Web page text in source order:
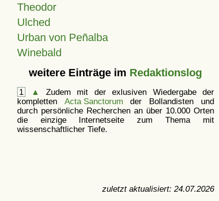
Theodor
Ulched
Urban von Peñalba
Winebald
weitere Einträge im Redaktionslog
1 ▲
Zudem mit der exlusiven Wiedergabe der
kompletten Acta Sanctorum der Bollandisten und
durch persönliche Recherchen an über 10.000 Orten
die einzige Internetseite zum Thema mit
wissenschaftlicher Tiefe.
zuletzt aktualisiert: 24.07.2026